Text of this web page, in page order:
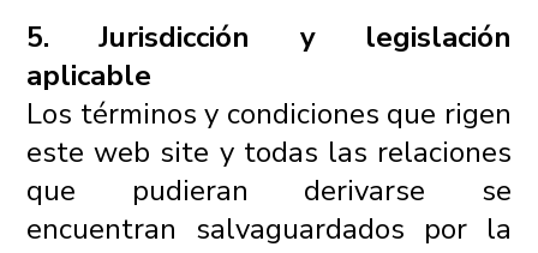
5. Jurisdicción y legislación
aplicable
Los términos y condiciones que rigen
este web site y todas las relaciones
que pudieran derivarse se
encuentran salvaguardados por la